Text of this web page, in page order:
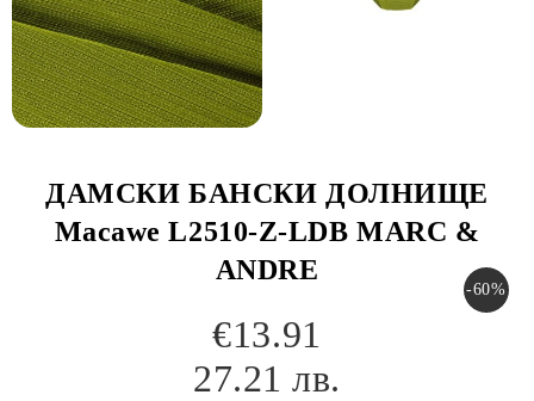
ДАМСКИ БАНСКИ ДОЛНИЩЕ
Macawe L2510-Z-LDB MARC &
ANDRE
-60%
€13.91
27.21 лв.